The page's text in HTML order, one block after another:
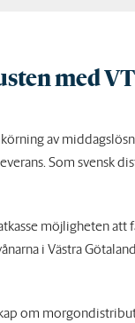
med
av
Som svensk
möjligheten att
i Västra
om